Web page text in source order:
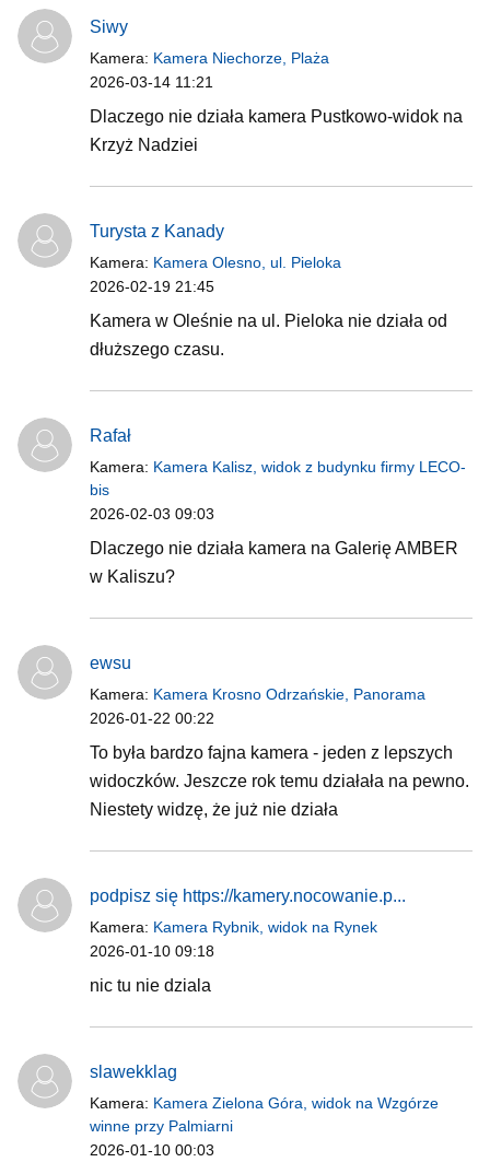
Siwy
Kamera: Kamera Niechorze, Plaża
2026-03-14 11:21
Dlaczego nie działa kamera Pustkowo-widok na
Krzyż Nadziei
Turysta z Kanady
Kamera: Kamera Olesno, ul. Pieloka
2026-02-19 21:45
Kamera w Oleśnie na ul. Pieloka nie działa od
dłuższego czasu.
Rafał
Kamera: Kamera Kalisz, widok z budynku firmy LECO-
bis
2026-02-03 09:03
Dlaczego nie działa kamera na Galerię AMBER
w Kaliszu?
ewsu
Kamera: Kamera Krosno Odrzańskie, Panorama
2026-01-22 00:22
To była bardzo fajna kamera - jeden z lepszych
widoczków. Jeszcze rok temu działała na pewno.
Niestety widzę, że już nie działa
podpisz się https://kamery.nocowanie.p...
Kamera: Kamera Rybnik, widok na Rynek
2026-01-10 09:18
nic tu nie dziala
slawekklag
Kamera: Kamera Zielona Góra, widok na Wzgórze
winne przy Palmiarni
2026-01-10 00:03